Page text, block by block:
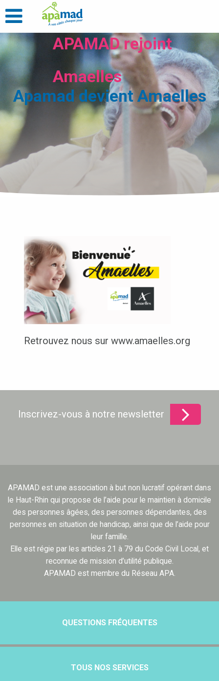
APAMAD rejoint
Amaelles
Apamad devient Amaelles
Retrouvez nous sur www.amaelles.org
Inscrivez-vous à notre newsletter
APAMAD est une association à but non lucratif opérant dans
le Haut-Rhin qui propose de l’aide pour le maintien à domicile
des personnes âgées, des personnes dépendantes, des
personnes en situation de handicap, ainsi que de l’aide pour
leur famille.
Elle est régie par les articles 21 à 79 du Code Civil Local, et
reconnue de mission d’utilité publique.
APAMAD est membre du Réseau APA.
QUESTIONS FRÉQUENTES
TOUS NOS SERVICES